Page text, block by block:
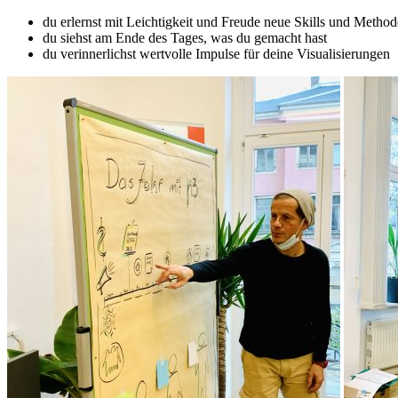
du erlernst mit Leichtigkeit und Freude neue Skills und
du siehst am Ende des Tages, was du gemacht hast
du verinnerlichst wertvolle Impulse für deine Visualisierungen